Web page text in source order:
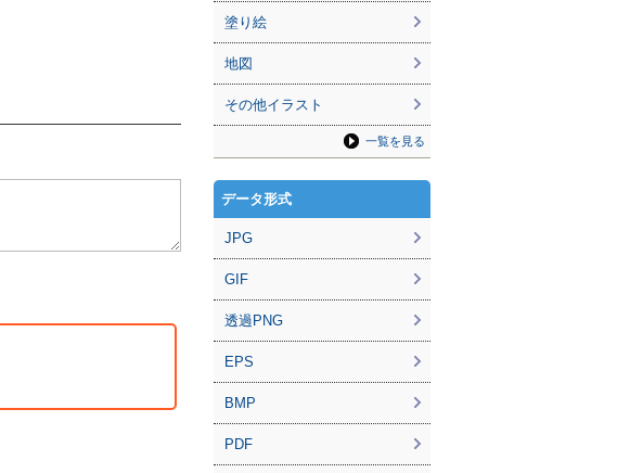
塗り絵
地図
その他イラスト
一覧を見る
データ形式
JPG
GIF
透過PNG
EPS
BMP
PDF